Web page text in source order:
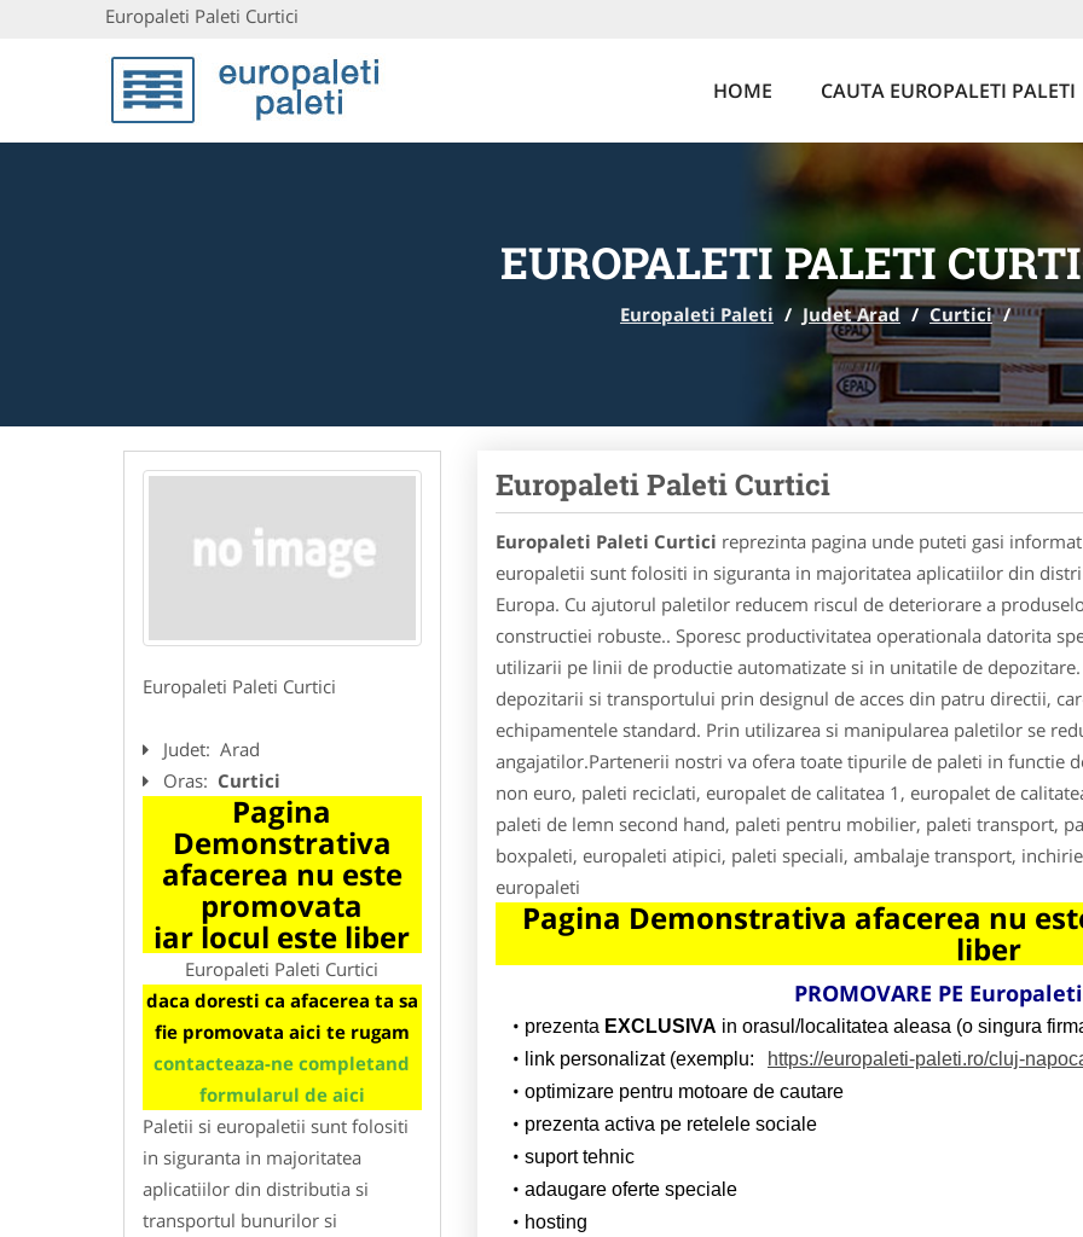
Europaleti Paleti Curtici
HOME CAUTA EUROPALETI PALETI
EUROPALETI PALETI
Europaleti Paleti / Judet Arad / Curtici /
Europaleti Paleti Curtici
Judet: Arad
Oras: Curtici
Pagina
Demonstrativa
afacerea nu este
promovata
iar locul este liber
Europaleti Paleti Curtici
daca doresti ca afacerea ta sa
fie promovata aici te rugam
contacteaza-ne completand
formularul de aici
Paletii si europaletii sunt folositi
in siguranta in majoritatea
aplicatiilor din distributia si
transportul bunurilor si
Europaleti Paleti Curtici
Europaleti Paleti Curtici reprezinta pagina unde puteti gasi
europaletii sunt folositi in siguranta in majoritatea aplicatiilor din
Europa. Cu ajutorul paletilor reducem riscul de deteriorare a
constructiei robuste.. Sporesc productivitatea operationala datorita
utilizarii pe linii de productie automatizate si in unitatile de
depozitarii si transportului prin designul de acces din patru directii,
echipamentele standard. Prin utilizarea si manipularea paletilor se
angajatilor.Partenerii nostri va ofera toate tipurile de paleti in functie
non euro, paleti reciclati, europalet de calitatea 1, europalet de
paleti de lemn second hand, paleti pentru mobilier, paleti transport,
boxpaleti, europaleti atipici, paleti speciali, ambalaje transport,
europaleti
Pagina Demonstrativa afacerea nu
liber
PROMOVARE PE
prezenta EXCLUSIVA in orasul/localitatea aleasa (o singura
link personalizat (exemplu:
https://europaleti-paleti.ro/cluj-
optimizare pentru motoare de cautare
prezenta activa pe retelele sociale
suport tehnic
adaugare oferte speciale
hosting